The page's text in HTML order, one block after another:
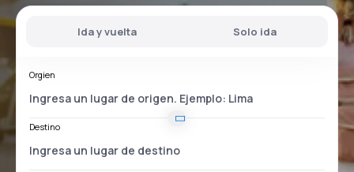
Ida y vuelta Solo ida
Orgien
Destino